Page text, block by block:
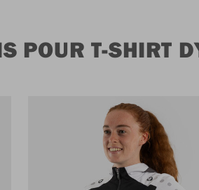
POUR T-SHIRT